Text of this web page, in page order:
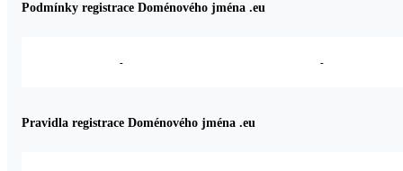
Podmínky registrace Doménového jména .eu
- -
Pravidla registrace Doménového jména .eu